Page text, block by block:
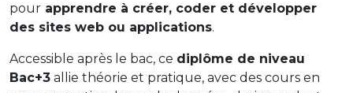
pour apprendre à créer, coder et développer
des sites web ou applications.
Accessible après le bac, ce diplôme de niveau
Bac+3 allie théorie et pratique, avec des cours en